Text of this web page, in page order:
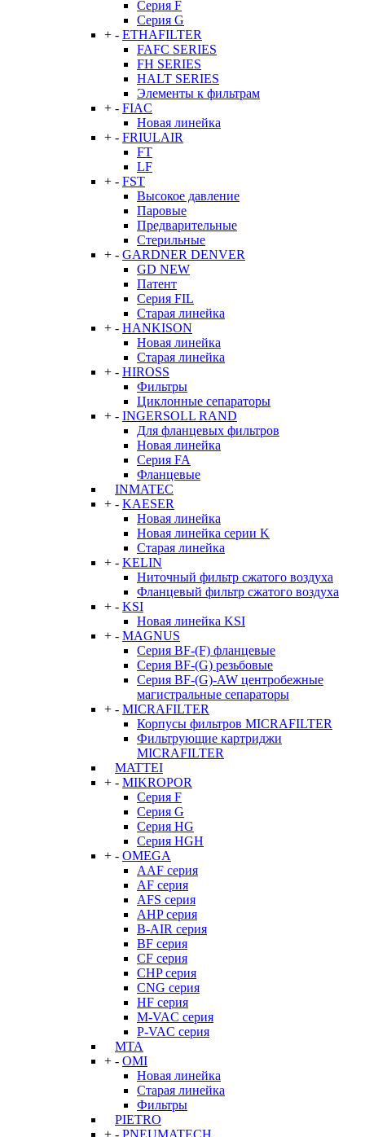
Серия F
Серия G
+ - ETHAFILTER
FAFC SERIES
FH SERIES
HALT SERIES
Элементы к фильтрам
+ - FIAC
Новая линейка
+ - FRIULAIR
FT
LF
+ - FST
Высокое давление
Паровые
Предварительные
Стерильные
+ - GARDNER DENVER
GD NEW
Патент
Серия FIL
Старая линейка
+ - HANKISON
Новая линейка
Старая линейка
+ - HIROSS
Фильтры
Циклонные сепараторы
+ - INGERSOLL RAND
Для фланцевых фильтров
Новая линейка
Серия FA
Фланцевые
INMATEC
+ - KAESER
Новая линейка
Новая линейка серии K
Старая линейка
+ - KELIN
Ниточный фильтр сжатого воздуха
Фланцевый фильтр сжатого воздуха
+ - KSI
Новая линейка KSI
+ - MAGNUS
Серия BF-(F) фланцевые
Серия BF-(G) резьбовые
Серия BF-(G)-AW центробежные
магистральные сепараторы
+ - MICRAFILTER
Корпусы фильтров MICRAFILTER
Фильтрующие картриджи
MICRAFILTER
MATTEI
+ - MIKROPOR
Серия F
Серия G
Серия HG
Серия HGH
+ - OMEGA
AAF серия
AF серия
AFS серия
AHP серия
B-AIR серия
BF серия
CF серия
CHP серия
CNG серия
HF серия
M-VAC серия
P-VAC серия
MTA
+ - OMI
Новая линейка
Старая линейка
Фильтры
PIETRO
+ - PNEUMATECH